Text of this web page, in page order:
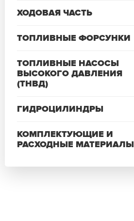
ХОДОВАЯ ЧАСТЬ
ТОПЛИВНЫЕ ФОРСУНКИ
ТОПЛИВНЫЕ НАСОСЫ
ВЫСОКОГО ДАВЛЕНИЯ
(ТНВД)
ГИДРОЦИЛИНДРЫ
КОМПЛЕКТУЮЩИЕ И
РАСХОДНЫЕ МАТЕРИАЛЫ